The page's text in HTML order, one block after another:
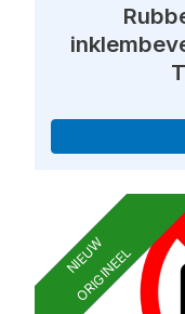
NIEUW
ORIGINEEL